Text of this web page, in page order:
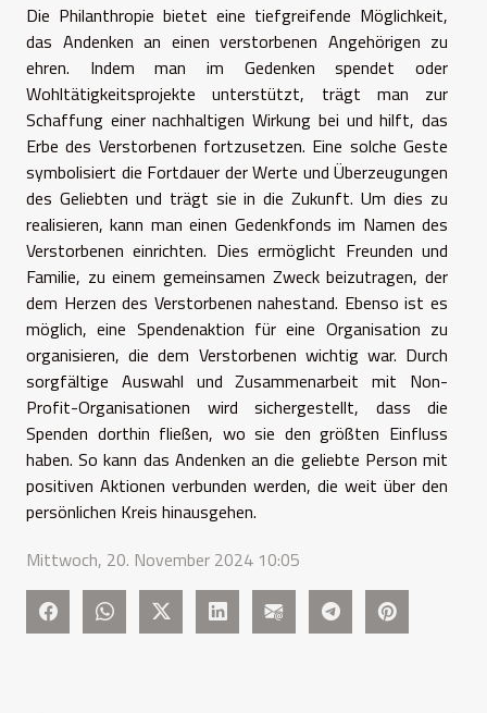
Die Philanthropie bietet eine tiefgreifende Möglichkeit,
das Andenken an einen verstorbenen Angehörigen zu
ehren. Indem man im Gedenken spendet oder
Wohltätigkeitsprojekte unterstützt, trägt man zur
Schaffung einer nachhaltigen Wirkung bei und hilft, das
Erbe des Verstorbenen fortzusetzen. Eine solche Geste
symbolisiert die Fortdauer der Werte und Überzeugungen
des Geliebten und trägt sie in die Zukunft. Um dies zu
realisieren, kann man einen Gedenkfonds im Namen des
Verstorbenen einrichten. Dies ermöglicht Freunden und
Familie, zu einem gemeinsamen Zweck beizutragen, der
dem Herzen des Verstorbenen nahestand. Ebenso ist es
möglich, eine Spendenaktion für eine Organisation zu
organisieren, die dem Verstorbenen wichtig war. Durch
sorgfältige Auswahl und Zusammenarbeit mit Non-
Profit-Organisationen wird sichergestellt, dass die
Spenden dorthin fließen, wo sie den größten Einfluss
haben. So kann das Andenken an die geliebte Person mit
positiven Aktionen verbunden werden, die weit über den
persönlichen Kreis hinausgehen.
Mittwoch, 20. November 2024 10:05